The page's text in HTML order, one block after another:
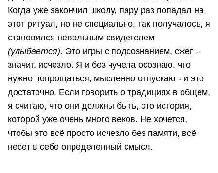
Когда уже закончил школу, пару раз попадал на
этот ритуал, но не специально, так получалось, я
становился невольным свидетелем
(улыбается). Это игры с подсознанием, сжег –
значит, исчезло. Я и без чучела осознаю, что
нужно попрощаться, мысленно отпускаю - и это
достаточно. Если говорить о традициях в общем,
я считаю, что они должны быть, это история,
которой уже очень много веков. Не хочется,
чтобы это всё просто исчезло без памяти, всё
несет в себе определенный смысл.